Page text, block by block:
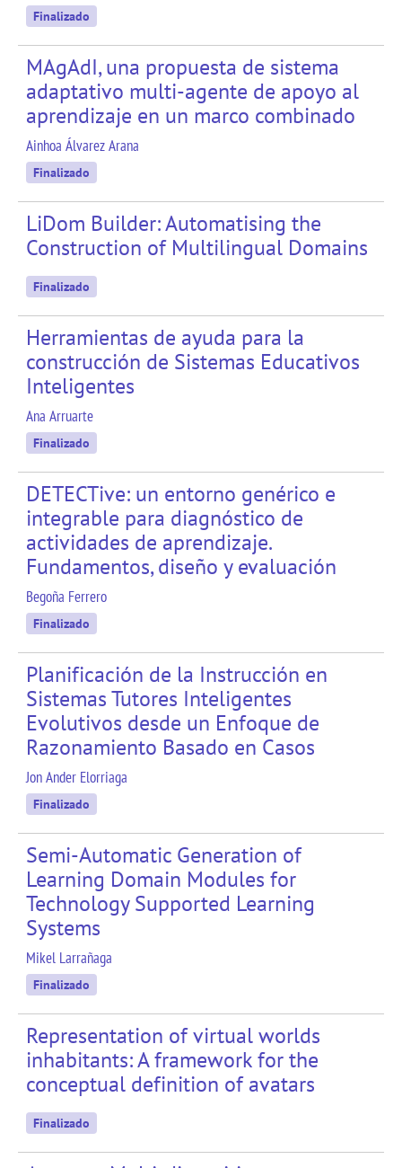
Finalizado
MAgAdI, una propuesta de sistema
adaptativo multi-agente de apoyo al
aprendizaje en un marco combinado
Ainhoa Álvarez Arana
Finalizado
LiDom Builder: Automatising the
Construction of Multilingual Domains
Finalizado
Herramientas de ayuda para la
construcción de Sistemas Educativos
Inteligentes
Ana Arruarte
Finalizado
DETECTive: un entorno genérico e
integrable para diagnóstico de
actividades de aprendizaje.
Fundamentos, diseño y evaluación
Begoña Ferrero
Finalizado
Planificación de la Instrucción en
Sistemas Tutores Inteligentes
Evolutivos desde un Enfoque de
Razonamiento Basado en Casos
Jon Ander Elorriaga
Finalizado
Semi-Automatic Generation of
Learning Domain Modules for
Technology Supported Learning
Systems
Mikel Larrañaga
Finalizado
Representation of virtual worlds
inhabitants: A framework for the
conceptual definition of avatars
Finalizado